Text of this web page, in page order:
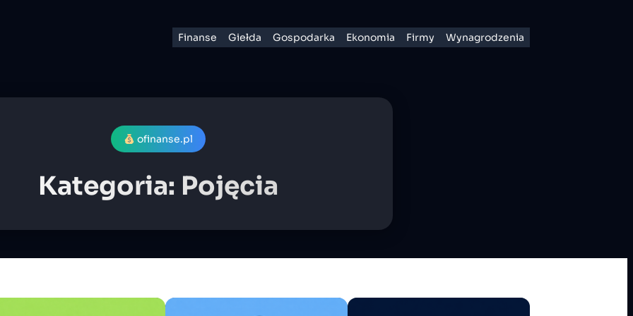
Finanse Giełda Gospodarka Ekonomia Firmy Wynagrodzenia
ofinanse.pl
Kategoria: Pojęcia